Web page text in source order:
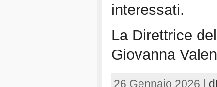
interessati.
La Direttrice
Giovanna
26 Gennaio 2026 |